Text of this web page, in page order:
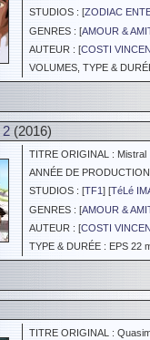
STUDIOS : [ZODIAC
GENRES : [AMOUR &
AUTEUR : [COSTI
VOLUMES, TYPE &
2 (2016)
TITRE ORIGINAL : Mistral
ANNÉE DE
STUDIOS : [TF1] [TéLé
GENRES : [AMOUR &
AUTEUR : [COSTI
TYPE & DURÉE : EPS 22
TITRE ORIGINAL :